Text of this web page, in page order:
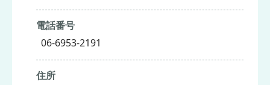
電話番号
06-6953-2191
住所